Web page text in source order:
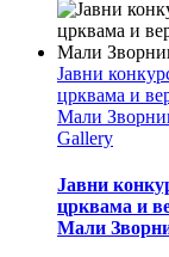
Јавни
црквама и
Мали
Gallery
Јавни
црквама и
Мали